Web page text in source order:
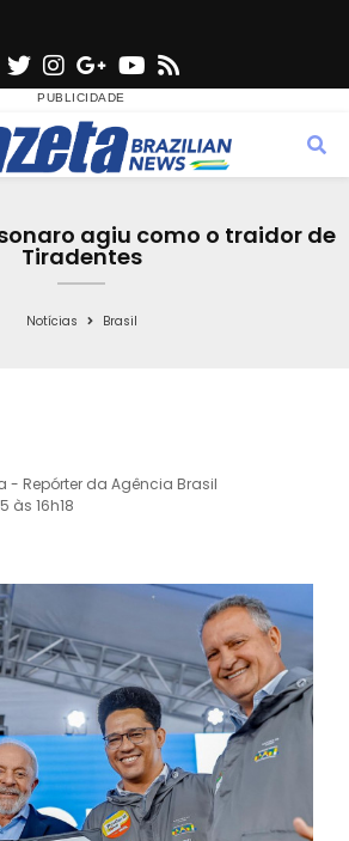
T
w
i
t
e
n
s
t
g
r
a
G
o
o
g
e
Y
u
t
b
s
agiu como o traidor de
Tiradentes
Notícias Brasil
- Repórter da Agência Brasil
às 16h18